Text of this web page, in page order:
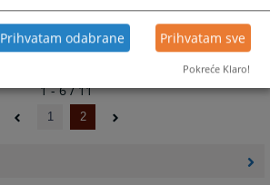
dates.
1 - 6 / 11
1 2
Prihvatam odabrane Prihvatam sve
Pokreće Klaro!